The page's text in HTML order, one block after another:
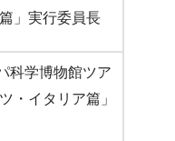
」実行委員長
科学博物館ツア
・イタリア篇」